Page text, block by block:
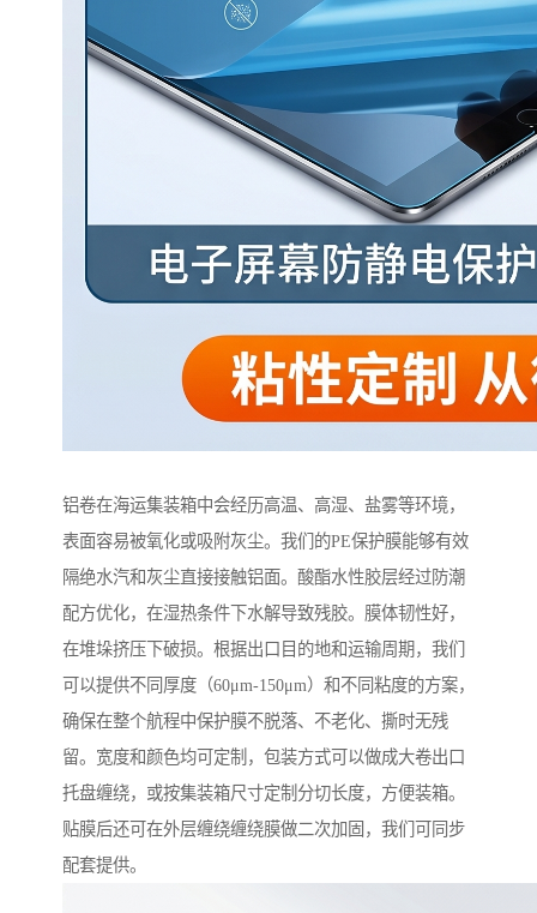
铝卷在海运集装箱中会经历高温、高湿、盐雾等环境，
表面容易被氧化或吸附灰尘。我们的PE保护膜能够有效
隔绝水汽和灰尘直接接触铝面。酸酯水性胶层经过防潮
配方优化，在湿热条件下水解导致残胶。膜体韧性好，
在堆垛挤压下破损。根据出口目的地和运输周期，我们
可以提供不同厚度（60μm-150μm）和不同粘度的方案，
确保在整个航程中保护膜不脱落、不老化、撕时无残
留。宽度和颜色均可定制，包装方式可以做成大卷出口
托盘缠绕，或按集装箱尺寸定制分切长度，方便装箱。
贴膜后还可在外层缠绕缠绕膜做二次加固，我们可同步
配套提供。